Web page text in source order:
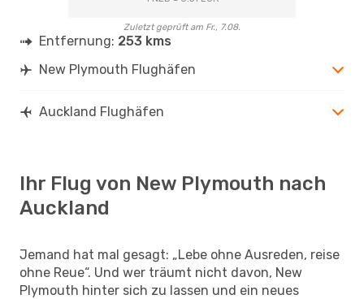
Zuletzt geprüft am Fr., 7.08.
Entfernung: 253 kms
New Plymouth Flughäfen
Auckland Flughäfen
Ihr Flug von New Plymouth nach
Auckland
Jemand hat mal gesagt: „Lebe ohne Ausreden, reise
ohne Reue“. Und wer träumt nicht davon, New
Plymouth hinter sich zu lassen und ein neues